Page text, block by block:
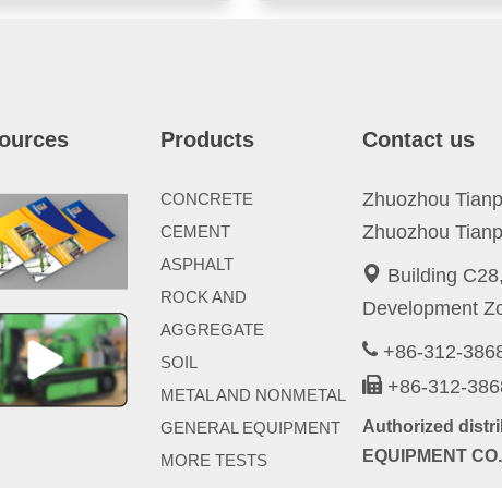
Products
CONCRETE
CEMENT
ASPHALT
ROCK AND
AGGREGATE
SOIL
METAL AND NONMETAL
GENERAL EQUIPMENT
MORE TESTS
Contact us
Zhuozhou
Zhuozhou
Building
Development
+86-312-
+86-312-
Authorized
EQUIPMENT